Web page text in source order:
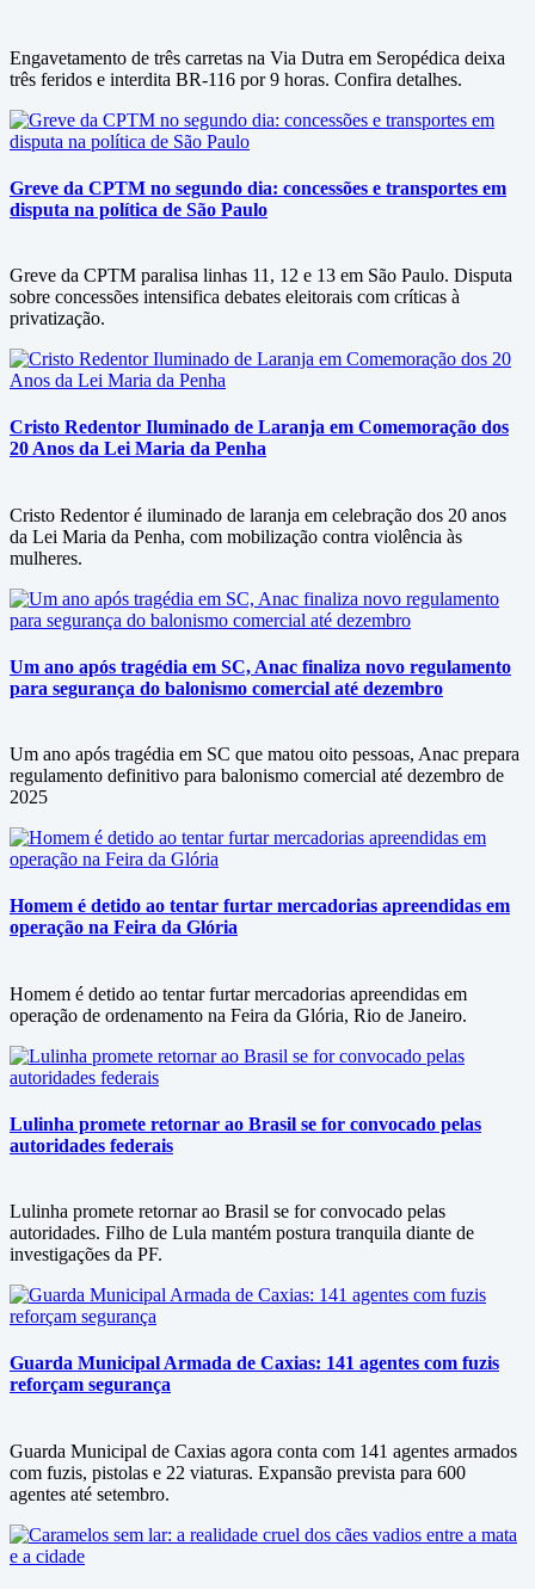
Engavetamento de três carretas na Via Dutra em Seropédica deixa
três feridos e interdita BR-116 por 9 horas. Confira detalhes.
Greve da CPTM no segundo dia: concessões e transportes em
disputa na política de São Paulo
Greve da CPTM paralisa linhas 11, 12 e 13 em São Paulo. Disputa
sobre concessões intensifica debates eleitorais com críticas à
privatização.
Cristo Redentor Iluminado de Laranja em Comemoração dos
20 Anos da Lei Maria da Penha
Cristo Redentor é iluminado de laranja em celebração dos 20 anos
da Lei Maria da Penha, com mobilização contra violência às
mulheres.
Um ano após tragédia em SC, Anac finaliza novo regulamento
para segurança do balonismo comercial até dezembro
Um ano após tragédia em SC que matou oito pessoas, Anac prepara
regulamento definitivo para balonismo comercial até dezembro de
2025
Homem é detido ao tentar furtar mercadorias apreendidas em
operação na Feira da Glória
Homem é detido ao tentar furtar mercadorias apreendidas em
operação de ordenamento na Feira da Glória, Rio de Janeiro.
Lulinha promete retornar ao Brasil se for convocado pelas
autoridades federais
Lulinha promete retornar ao Brasil se for convocado pelas
autoridades. Filho de Lula mantém postura tranquila diante de
investigações da PF.
Guarda Municipal Armada de Caxias: 141 agentes com fuzis
reforçam segurança
Guarda Municipal de Caxias agora conta com 141 agentes armados
com fuzis, pistolas e 22 viaturas. Expansão prevista para 600
agentes até setembro.